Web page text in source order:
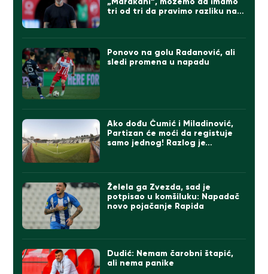
tri od tri da pravimo razliku na
Ponovo na golu Radanović, ali
sledi promena u napadu
Ako dođu Čumić i Miladinović,
Partizan će moći da registuje
samo jednog! Razlog je…
Želela ga Zvezda, sad je
potpisao u komšiluku: Napadač
novo pojačanje Rapida
Dudić: Nemam čarobni štapić,
ali nema panike